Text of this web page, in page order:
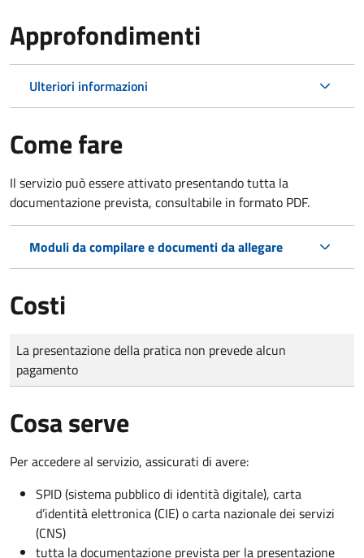
Approfondimenti
Ulteriori informazioni
Come fare
Il servizio può essere attivato presentando tutta la
documentazione prevista, consultabile in formato PDF.
Moduli da compilare e documenti da allegare
Costi
Tipo di pagamento
Importo
La presentazione della pratica non prevede alcun
pagamento
Cosa serve
Per accedere al servizio, assicurati di avere:
SPID (sistema pubblico di identità digitale), carta
d’identità elettronica (CIE) o carta nazionale dei servizi
(CNS)
tutta la documentazione prevista per la presentazione